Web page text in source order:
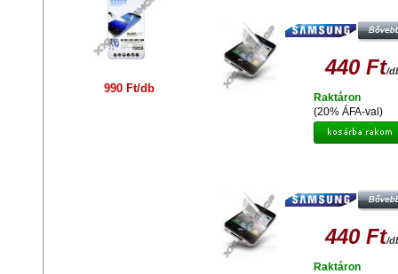
990 Ft/db
ACTIVE
440 Ft/
(20% ÁFA-val)
Raktáron
EXPRESS
440 Ft/
Raktáron